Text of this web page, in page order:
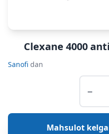
Clexane 4000
Sanofi dan
−
Mahsulot